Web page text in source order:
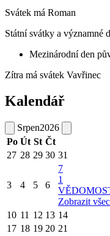
Svátek má Roman
Státní svátky a významné
Mezinárodní den
Zítra má svátek Vavřinec
Kalendář
Srpen2026
Po Út St Čt
27 28 29 30 31
3 4 5 6
7
1
Zobrazit
10 11 12 13 14
17 18 19 20 21